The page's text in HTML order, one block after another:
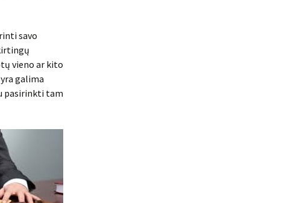
savo
vieno ar kito
galima
pasirinkti tam